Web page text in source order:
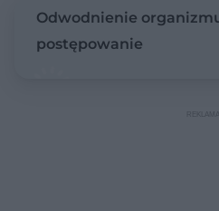
Odwodnienie
postępowanie